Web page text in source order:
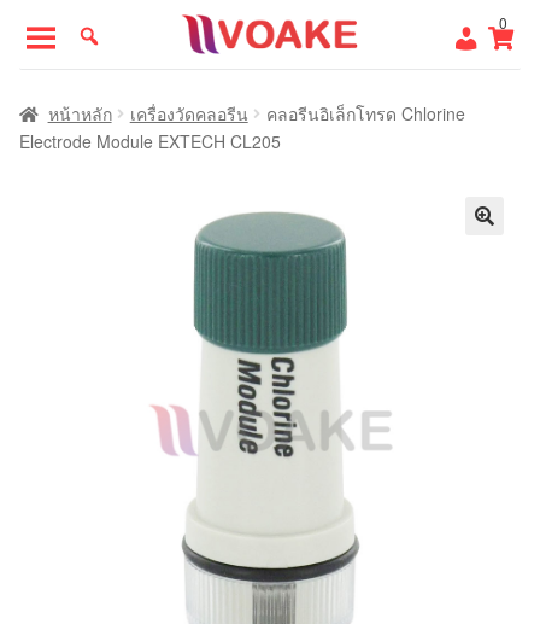
to
navigation
to
content
0
หน้าแรก
หน้าหลัก เครื่องวัดคลอรีน
คลอรีนอิเล็กโทรด Chlorine
Electrode Module EXTECH CL205